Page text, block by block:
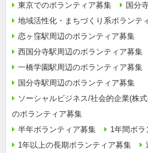
東京でのボランティア募集
国分
地域活性化・まちづくり系ボランテ
恋ヶ窪駅周辺のボランティア募集
西国分寺駅周辺のボランティア募集
一橋学園駅周辺のボランティア募集
国分寺駅周辺のボランティア募集
ソーシャルビジネス/社会的企業(株
のボランティア募集
半年ボランティア募集
1年間ボ
1年以上の長期ボランティア募集